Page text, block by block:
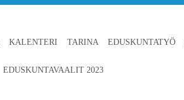
KALENTERI TARINA EDUSKUNTATYÖ
EDUSKUNTAVAALIT 2023